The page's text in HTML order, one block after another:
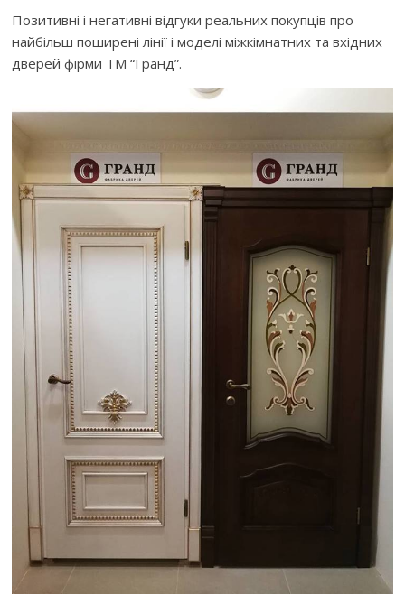
Позитивні і негативні відгуки реальних покупців про
найбільш поширені лінії і моделі міжкімнатних та вхідних
дверей фірми ТМ “Гранд”.